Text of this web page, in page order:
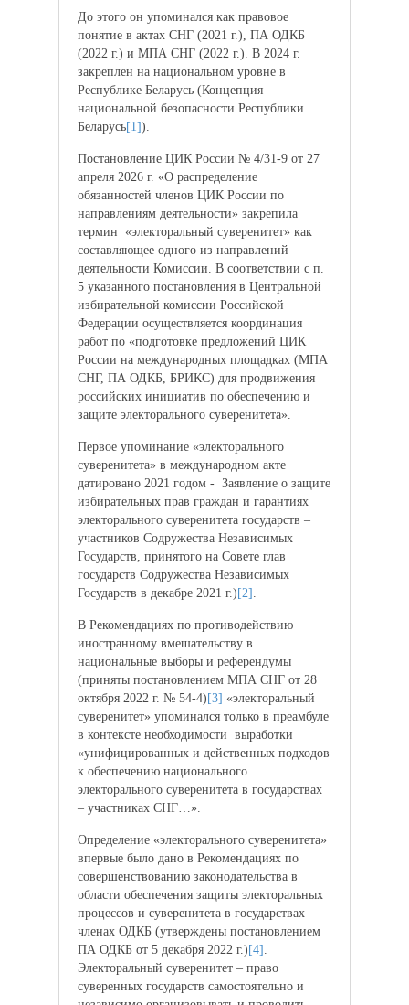
До этого он упоминался как правовое
понятие в актах СНГ (2021 г.), ПА ОДКБ
(2022 г.) и МПА СНГ (2022 г.). В 2024 г.
закреплен на национальном уровне в
Республике Беларусь (Концепция
национальной безопасности Республики
Беларусь[1]).
Постановление ЦИК России № 4/31-9 от 27
апреля 2026 г. «О распределение
обязанностей членов ЦИК России по
направлениям деятельности» закрепила
термин «электоральный суверенитет» как
составляющее одного из направлений
деятельности Комиссии. В соответствии с п.
5 указанного постановления в Центральной
избирательной комиссии Российской
Федерации осуществляется координация
работ по «подготовке предложений ЦИК
России на международных площадках (МПА
СНГ, ПА ОДКБ, БРИКС) для продвижения
российских инициатив по обеспечению и
защите электорального суверенитета».
Первое упоминание «электорального
суверенитета» в международном акте
датировано 2021 годом - Заявление о защите
избирательных прав граждан и гарантиях
электорального суверенитета государств –
участников Содружества Независимых
Государств, принятого на Совете глав
государств Содружества Независимых
Государств в декабре 2021 г.) [2]
В Рекомендациях по противодействию
иностранному вмешательству в
национальные выборы и референдумы
(приняты постановлением МПА СНГ от 28
октября 2022 г. № 54-4) [3] «электоральный
суверенитет» упоминался только в преамбуле
в контексте необходимости выработки
«унифицированных и действенных подходов
к обеспечению национального
электорального суверенитета в государствах
– участниках СНГ…».
Определение «электорального суверенитета»
впервые было дано в Рекомендациях по
совершенствованию законодательства в
области обеспечения защиты электоральных
процессов и суверенитета в государствах –
членах ОДКБ (утверждены постановлением
ПА ОДКБ от 5 декабря 2022 г.) [4]
Электоральный суверенитет – право
суверенных государств самостоятельно и